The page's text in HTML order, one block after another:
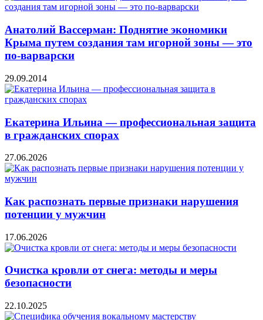
Анатолий Вассерман: Поднятие экономики
Крыма путем создания там игорной зоны — это
по-варварски
29.09.2014
Екатерина Ильина — профессиональная защита
в гражданских спорах
27.06.2026
Как распознать первые признаки нарушения
потенции у мужчин
17.06.2026
Очистка кровли от снега: методы и меры
безопасности
22.10.2025